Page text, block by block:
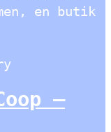
en butik
–